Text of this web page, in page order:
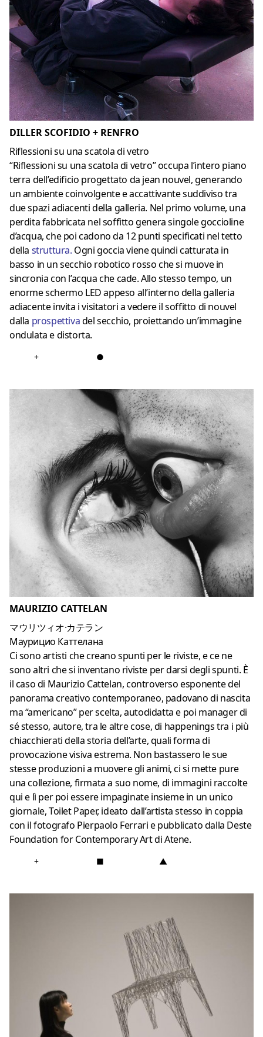
DILLER SCOFIDIO + RENFRO
Riflessioni su una scatola di vetro
“Riflessioni su una scatola di vetro” occupa l’intero piano
terra dell’edificio progettato da jean nouvel, generando
un ambiente coinvolgente e accattivante suddiviso tra
due spazi adiacenti della galleria. Nel primo volume, una
perdita fabbricata nel soffitto genera singole goccioline
d’acqua, che poi cadono da 12 punti specificati nel tetto
della struttura. Ogni goccia viene quindi catturata in
basso in un secchio robotico rosso che si muove in
sincronia con l’acqua che cade. Allo stesso tempo, un
enorme schermo LED appeso all’interno della galleria
adiacente invita i visitatori a vedere il soffitto di nouvel
dalla prospettivadel secchio, proiettando un’immagine
ondulata e distorta.
+ ●
MAURIZIO CATTELAN
マウリツィオ·カテラン
Маурицио Каттелана
Ci sono artisti che creano spunti per le riviste, e ce ne
sono altri che si inventano riviste per darsi degli spunti. È
il caso di Maurizio Cattelan, controverso esponente del
panorama creativo contemporaneo, padovano di nascita
ma “americano” per scelta, autodidatta e poi manager di
sé stesso, autore, tra le altre cose, di happenings tra i più
chiacchierati della storia dell’arte, quali forma di
provocazione visiva estrema. Non bastassero le sue
stesse produzioni a muovere gli animi, ci si mette pure
una collezione, firmata a suo nome, di immagini raccolte
qui e lì per poi essere impaginate insieme in un unico
giornale, Toilet Paper, ideato dall’artista stesso in coppia
con il fotografo Pierpaolo Ferrari e pubblicato dalla Deste
Foundation for Contemporary Art di Atene.
+ ■ ▲